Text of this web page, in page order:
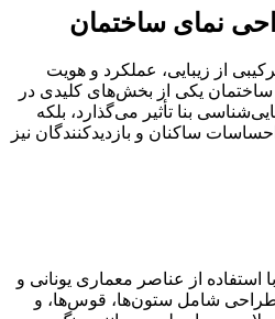
نمای ساختمان
از زیبایی، عملکرد و هویت
یکی از بخش‌های کلیدی در
بنا تأثیر می‌گذارد، بلکه
ساکنان و بازدیدکنندگان نیز
استفاده از عناصر معماری یونانی و
شامل ستون‌ها، قوس‌ها، و